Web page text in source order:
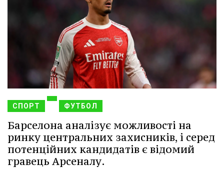
СПОРТ ФУТБОЛ
Барселона аналізує можливості на
ринку центральних захисників, і серед
потенційних кандидатів є відомий
гравець Арсеналу.